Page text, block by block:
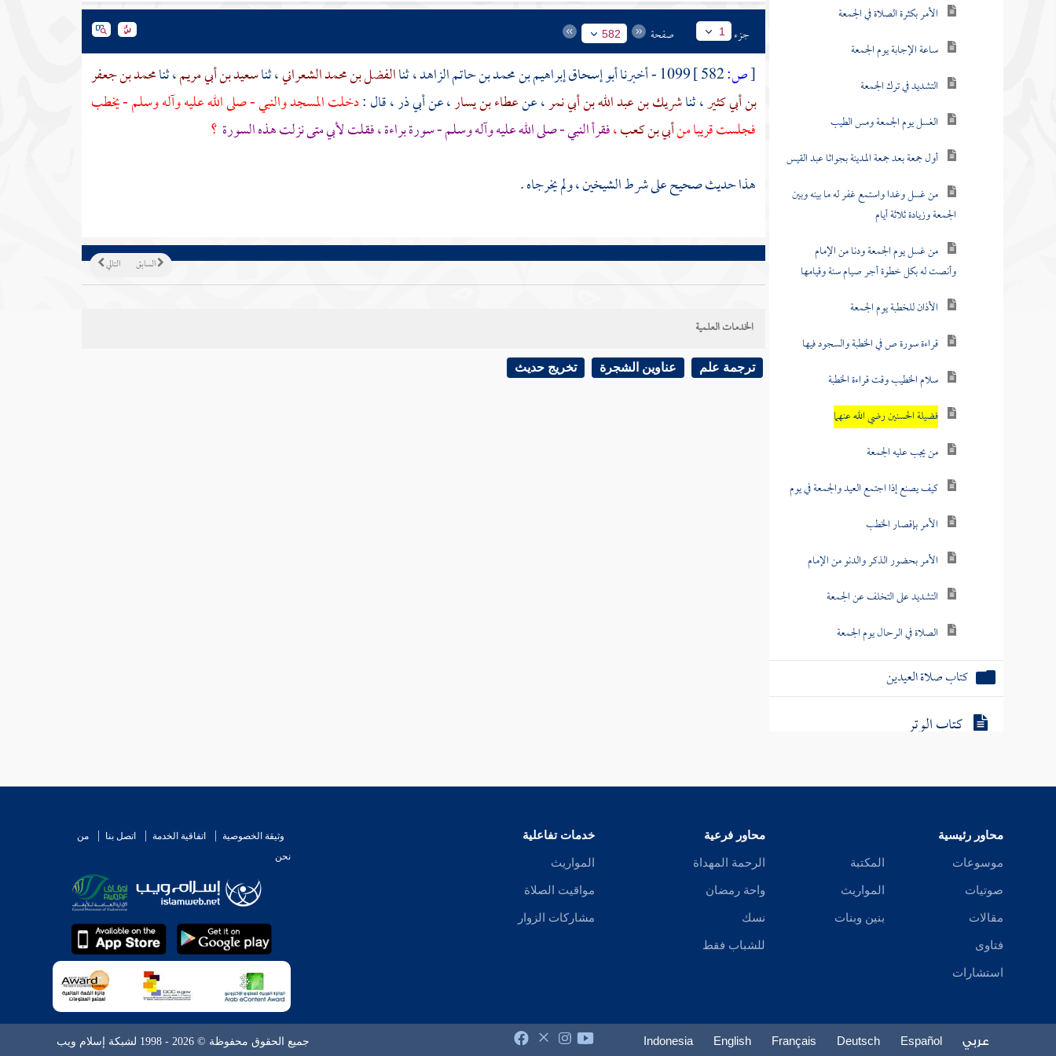
الأمر بكثرة الصلاة في الجمعة
ساعة الإجابة يوم الجمعة
التشديد في ترك الجمعة
الغسل يوم الجمعة ومس الطيب
أول جمعة بعد جمعة المدينة بجواثا عبد القيس
من غسل وغدا واستمع غفر له ما بينه وبين
الجمعة وزيادة ثلاثة أيام
من غسل يوم الجمعة ودنا من الإمام
وأنصت له بكل خطوة أجر صيام سنة وقيامها
الأذان للخطبة يوم الجمعة
قراءة سورة ص في الخطبة والسجود فيها
سلام الخطيب وقت قراءة الخطبة
فضيلة الحسنين رضي الله عنهما
من يجب عليه الجمعة
كيف يصنع إذا اجتمع العيد والجمعة في يوم
الأمر بإقصار الخطب
الأمر بحضور الذكر والدنو من الإمام
التشديد على التخلف عن الجمعة
الصلاة في الرحال يوم الجمعة
كتاب صلاة العيدين
كتاب الوتر
كتاب الاستسقاء
كتاب الزكاة
كتاب الصوم
جزء 1 صفحة 582
[ص: 1099 - أخبرنا أبو إسحاق إبراهيم بن محمد بن حاتم الزاهد، ثناالفضل بن محمد الشعراني، ثناسعيد بن أبي مريم، ثنامحمد بن جعفر
بن أبي كثير، ثناشريك بن عبد الله بن أبي نمر، عنعطاء بن يسار، عنأبي ذر، قال :دخلت المسجد والنبي - صلى الله عليه وآله وسلم - يخطب
فجلست قريبا منأبي بن كعب،فقرأ النبي - صلى الله عليه وآله وسلم - سورة براءة ، فقلتلأبيمتى نزلت هذه السورة؟
هذا حديث صحيح على شرط الشيخين ، ولم يخرجاه .
التالي السابق
الخدمات العلمية
ترجمة علم عناوين الشجرة تخريج حديث
محاور رئيسية
موسوعات
صوتيات
مقالات
فتاوى
استشارات
المكتبة
المواريث
بنين وبنات
محاور فرعية
الرحمة المهداة
واحة رمضان
نسك
للشباب فقط
خدمات تفاعلية
المواريث
مواقيت الصلاة
مشاركات الزوار
وثيقة الخصوصية اتفاقية الخدمة اتصل بنا
من
نحن
عربي Español
Deutsch
Français
English
Indonesia جميع الحقوق محفوظة © 2026 - 1998 لشبكة إسلام ويب